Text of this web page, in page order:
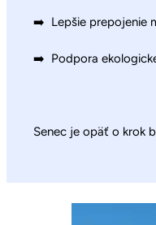
➡️ Lepšie prepojenie
➡️ Podpora
Senec je opäť o krok